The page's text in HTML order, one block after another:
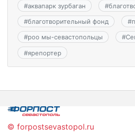
#аквапарк зурбаган #
#благотворительный фонд #
#роо мы-севастопольцы #
#ярепортер
© forpostsevastopol.ru